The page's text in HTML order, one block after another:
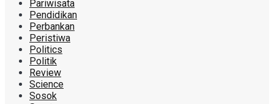
Pariwisata
Pendidikan
Perbankan
Peristiwa
Politics
Politik
Review
Science
Sosok